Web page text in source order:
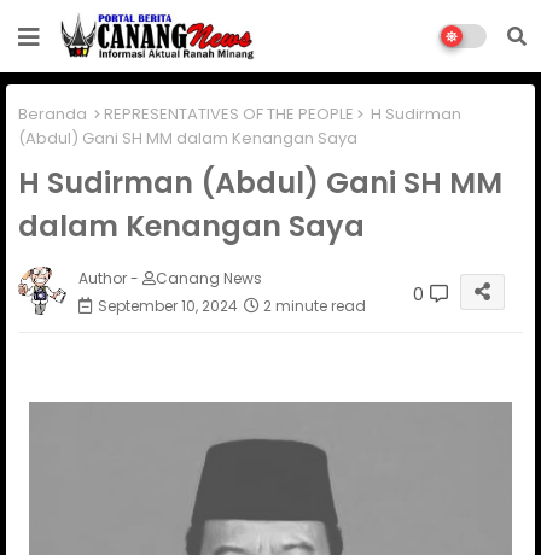
Beranda REPRESENTATIVES OF THE PEOPLE
H Sudirman
(Abdul) Gani SH MM dalam Kenangan Saya
H Sudirman (Abdul) Gani SH MM
dalam Kenangan Saya
Author -
Canang News
September 10, 2024
2 minute read 0